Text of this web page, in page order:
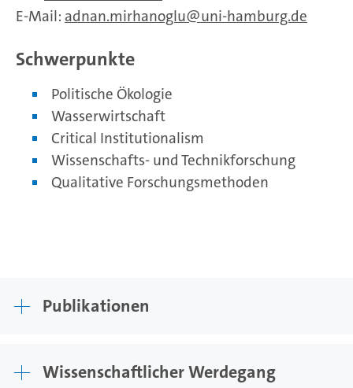
E-Mail: adnan.mirhanoglu uni-hamburg.de
Schwerpunkte
Politische Ökologie
Wasserwirtschaft
Critical Institutionalism
Wissenschafts- und Technikforschung
Qualitative Forschungsmethoden
Publikationen
Wissenschaftlicher Werdegang